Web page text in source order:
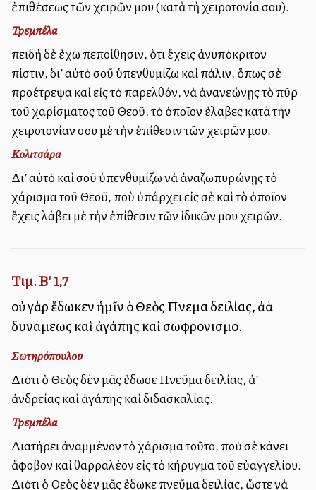
ἐπιθέσεως τῶν χειρῶν μου (κατὰ τὴ χειροτονία σου).
Τρεμπέλα
Ἐπειδὴ δὲ ἔχω πεποίθησιν, ὅτι ἔχεις ἀνυπόκριτον
πίστιν, δι’ αὐτὸ σοῦ ὑπενθυμίζω καὶ πάλιν, ὅπως σὲ
προέτρεψα καὶ εἰς τὸ παρελθόν, νὰ ἀνανεώνῃς τὸ πῦρ
τοῦ χαρίσματος τοῦ Θεοῦ, τὸ ὁποῖον ἔλαβες κατὰ τὴν
χειροτονίαν σου μὲ τὴν ἐπίθεσιν τῶν χειρῶν μου.
Κολιτσάρα
Δι’ αὐτὸ καὶ σοῦ ὑπενθυμίζω νὰ ἀναζωπυρώνῃς τὸ
χάρισμα τοῦ Θεοῦ, ποὺ ὑπάρχει εἰς σὲ καὶ τὸ ὁποῖον
ἔχεις λάβει μὲ τὴν ἐπίθεσιν τῶν ἰδικῶν μου χειρῶν.
Τιμ. Β' 1,7
οὐ γὰρ ἔδωκεν ἡμῖν ὁ Θεὸς Πνεῦμα δειλίας, ἀλλὰ
δυνάμεως καὶ ἀγάπης καὶ σωφρονισμοῦ.
Σωτηρόπουλου
Διότι ὁ Θεὸς δὲν μᾶς ἔδωσε Πνεῦμα δειλίας, ἀλλ’
ἀνδρείας καὶ ἀγάπης καὶ διδασκαλίας.
Τρεμπέλα
Διατήρει ἀναμμένον τὸ χάρισμα τοῦτο, ποὺ σὲ κάνει
ἄφοβον καὶ θαρραλέον εἰς τὸ κήρυγμα τοῦ εὐαγγελίου.
Διότι ὁ Θεὸς δὲν μᾶς ἔδωκε πνεῦμα δειλίας, ὥστε νὰ